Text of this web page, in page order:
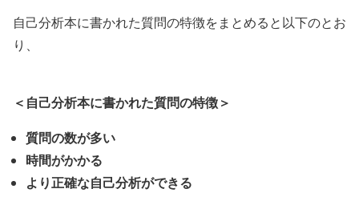
自己分析本に書かれた質問の特徴をまとめると以下のとお
り、
＜自己分析本に書かれた質問の特徴＞
質問の数が多い
時間がかかる
より正確な自己分析ができる